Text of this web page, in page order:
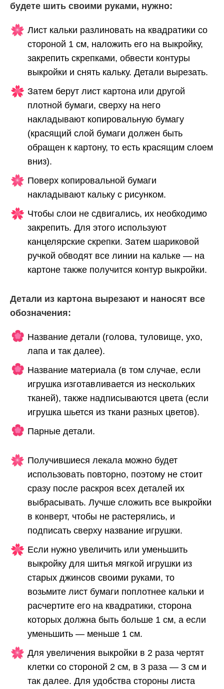
будете шить своими руками, нужно:
Лист кальки разлиновать на квадратики со
стороной 1 см, наложить его на выкройку,
закрепить скрепками, обвести контуры
выкройки и снять кальку. Детали вырезать.
Затем берут лист картона или другой
плотной бумаги, сверху на него
накладывают копировальную бумагу
(красящий слой бумаги должен быть
обращен к картону, то есть красящим слоем
вниз).
Поверх копировальной бумаги
накладывают кальку с рисунком.
Чтобы слои не сдвигались, их необходимо
закрепить. Для этого используют
канцелярские скрепки. Затем шариковой
ручкой обводят все линии на кальке — на
картоне также получится контур выкройки.
Детали из картона вырезают и наносят все
обозначения:
Название детали (голова, туловище, ухо,
лапа и так далее).
Название материала (в том случае, если
игрушка изготавливается из нескольких
тканей), также надписываются цвета (если
игрушка шьется из ткани разных цветов).
Парные детали.
Получившиеся лекала можно будет
использовать повторно, поэтому не стоит
сразу после раскроя всех деталей их
выбрасывать. Лучше сложить все выкройки
в конверт, чтобы не растерялись, и
подписать сверху название игрушки.
Если нужно увеличить или уменьшить
выкройку для шитья мягкой игрушки из
старых джинсов своими руками, то
возьмите лист бумаги поплотнее кальки и
расчертите его на квадратики, сторона
которых должна быть больше 1 см, а если
уменьшить — меньше 1 см.
Для увеличения выкройки в 2 раза чертят
клетки со стороной 2 см, в 3 раза — 3 см и
так далее. Для удобства стороны листа